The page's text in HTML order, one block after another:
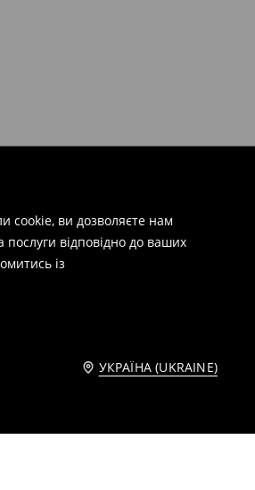
cookie, ви дозволяєте нам
відповідно до ваших
із
УКРАЇНА (UKRAINE)